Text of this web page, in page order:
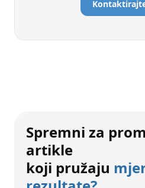
Spremni za
artikle
koji pružaju